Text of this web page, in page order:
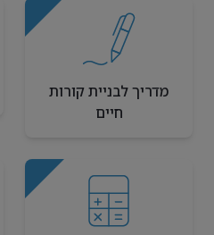
מדריך לבניית קורות
חיים